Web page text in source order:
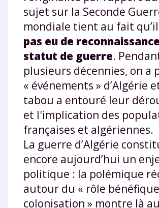
sujet sur la Seconde
mondiale tient au fait qu’il
pas eu de
statut de guerre.
plusieurs décennies, on a
« événements » d’Algérie
tabou a entouré leur
et l'implication des
françaises et algériennes.
La guerre d’Algérie
encore aujourd’hui un
politique : la polémique
autour du « rôle
colonisation » montre là